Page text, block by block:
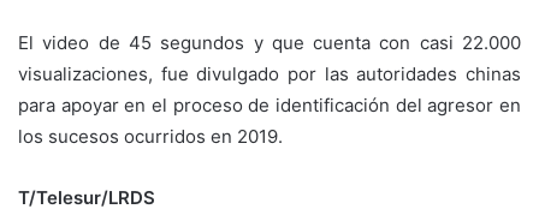
El video de 45 segundos y que cuenta con casi 22.000
visualizaciones, fue divulgado por las autoridades chinas
para apoyar en el proceso de identificación del agresor en
los sucesos ocurridos en 2019.
T/Telesur/LRDS